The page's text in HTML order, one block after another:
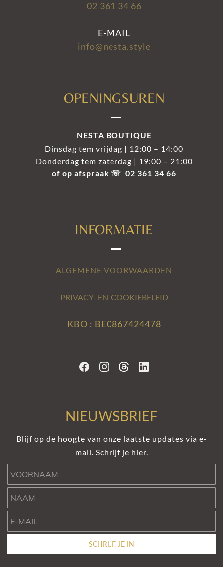
02 361 34 66
E-MAIL
info@nesta.style
OPENINGSUREN
NESTA BOUTIQUE
Dinsdag tem vrijdag | 12:00 – 14:00
Donderdag tem zaterdag | 19:00 – 21:00
of op afspraak ☏ 02 361 34 66
INFORMATIE
ALGEMENE VOORWAARDEN
PRIVACY- EN COOKIEBELEID
KBO : BE0867424478
NIEUWSBRIEF
Blijf op de hoogte van onze laatste updates via e-
mail. Schrijf je hier.
SCHRIJF JE IN